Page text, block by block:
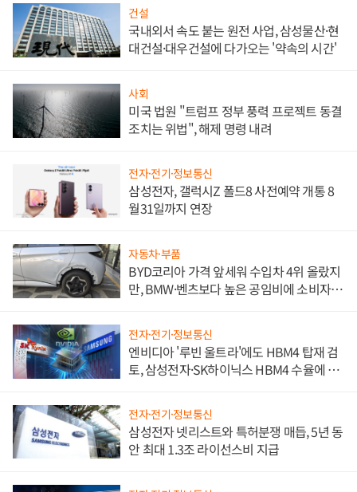
건설
국내외서 속도 붙는 원전 사업, 삼성물산·현
대건설·대우건설에 다가오는 '약속의 시간'
사회
미국 법원 "트럼프 정부 풍력 프로젝트 동결
조치는 위법", 해제 명령 내려
전자·전기·정보통신
삼성전자, 갤럭시Z 폴드8 사전예약 개통 8
월31일까지 연장
자동차·부품
BYD코리아 가격 앞세워 수입차 4위 올랐지
만, BMW·벤츠보다 높은 공임비에 소비자
전자·전기·정보통신
엔비디아 '루빈 울트라'에도 HBM4 탑재 검
토, 삼성전자·SK하이닉스 HBM4 수율에 주
전자·전기·정보통신
삼성전자 넷리스트와 특허분쟁 매듭, 5년 동
안 최대 1.3조 라이선스비 지급